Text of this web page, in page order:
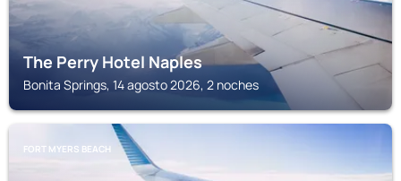
The Perry Hotel Naples
Bonita Springs, 14 agosto 2026, 2 noches
FORT MYERS BEACH